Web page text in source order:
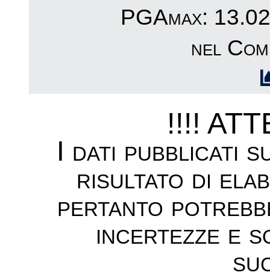
PGAmax:
nel
!!!!
I dati pubblicati
risultato di
pertanto
incertezze e